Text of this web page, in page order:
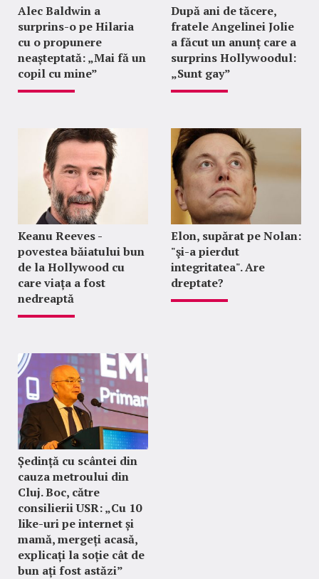
Alec Baldwin a
surprins-o pe Hilaria
cu o propunere
neașteptată: „Mai fă un
copil cu mine”
După ani de tăcere,
fratele Angelinei Jolie
a făcut un anunț care a
surprins Hollywoodul:
„Sunt gay”
Keanu Reeves -
povestea băiatului bun
de la Hollywood cu
care viața a fost
nedreaptă
Elon, supărat pe Nolan:
"şi-a pierdut
integritatea". Are
dreptate?
Ședință cu scântei din
cauza metroului din
Cluj. Boc, către
consilierii USR: „Cu 10
like-uri pe internet și
mamă, mergeți acasă,
explicați la soție cât de
bun ați fost astăzi”